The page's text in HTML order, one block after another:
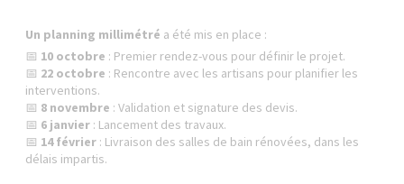
Un planning millimétré a été mis en place :
📅 10 octobre : Premier rendez-vous pour définir le projet.
📅 22 octobre : Rencontre avec les artisans pour planifier les
interventions.
📅 8 novembre : Validation et signature des devis.
📅 6 janvier : Lancement des travaux.
📅 14 février : Livraison des salles de bain rénovées, dans les
délais impartis.